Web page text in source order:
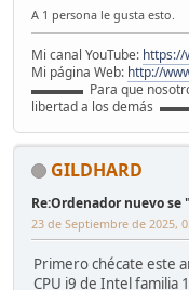
A 1 persona le gusta esto.
Mi canal YouTube: https://
Mi página Web: http://
▬▬▬▬ Para que
libertad a los demás
GILDHARD
Re:Ordenador nuevo
23 de Septiembre de 2025,
Primero chécate este
CPU i9 de Intel familia